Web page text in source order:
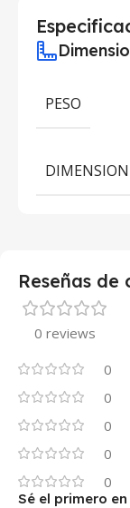
PESO
Reseñas de
0 reviews
0
0
0
0
0
Sé el primero